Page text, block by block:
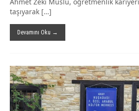
taşıyarak […]
Devamını Oku →